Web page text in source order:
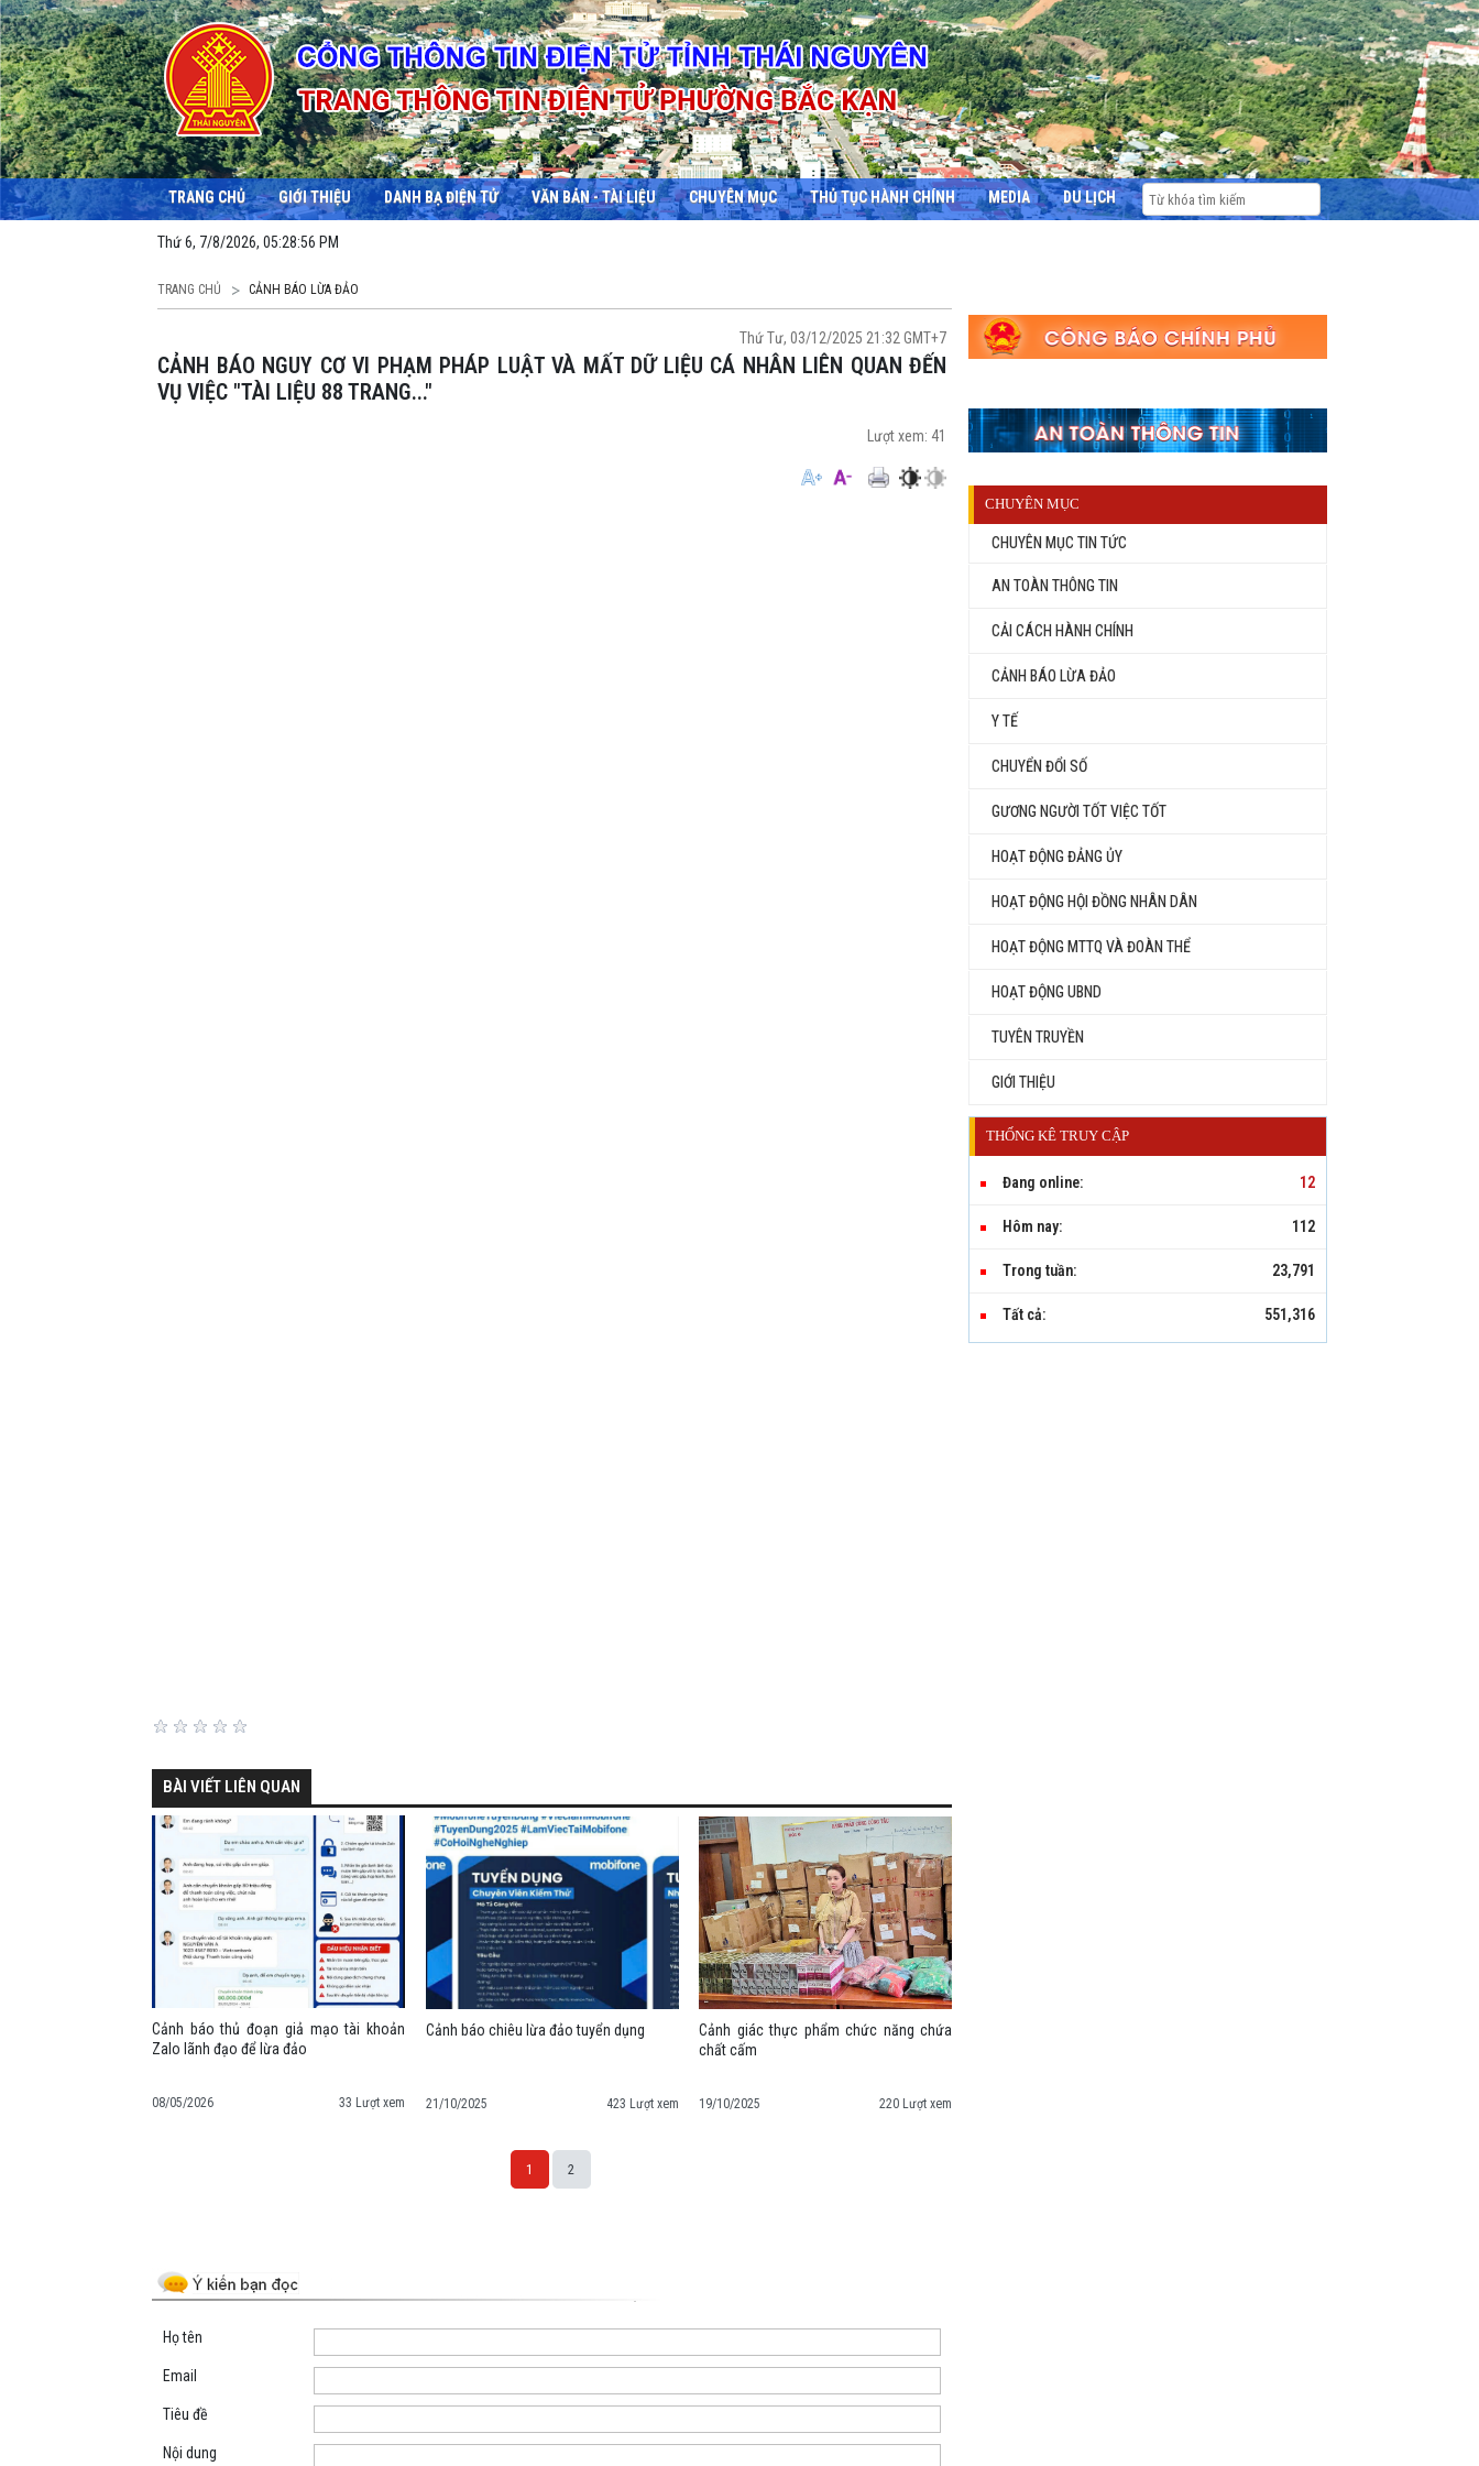
TRANG CHỦ GIỚI THIỆU DANH BẠ ĐIỆN TỬ VĂN BẢN - TÀI LIỆU CHUYÊN MỤC THỦ TỤC HÀNH CHÍNH MEDIA DU LỊCH
Thứ 6, 7/8/2026, 05:28:57 PM
TRANG CHỦ CẢNH BÁO LỪA ĐẢO
Thứ Tư, 03/12/2025 21:32 GMT+7
CẢNH BÁO NGUY CƠ VI PHẠM PHÁP LUẬT VÀ MẤT DỮ LIỆU CÁ NHÂN LIÊN QUAN ĐẾN
VỤ VIỆC "TÀI LIỆU 88 TRANG..."
Lượt xem: 41
BÀI VIẾT LIÊN QUAN
Cảnh báo thủ đoạn giả mạo tài khoản
Zalo lãnh đạo để lừa đảo
08/05/2026 33 Lượt xem
Cảnh báo chiêu lừa đảo tuyển dụng
21/10/2025 423 Lượt xem
Cảnh giác thực phẩm chức năng chứa
chất cấm
19/10/2025 220 Lượt xem
1 2
Họ tên
Email
Tiêu đề
Nội dung
CHUYÊN MỤC
CHUYÊN MỤC TIN TỨC
AN TOÀN THÔNG TIN
CẢI CÁCH HÀNH CHÍNH
CẢNH BÁO LỪA ĐẢO
Y TẾ
CHUYỂN ĐỔI SỐ
GƯƠNG NGƯỜI TỐT VIỆC TỐT
HOẠT ĐỘNG ĐẢNG ỦY
HOẠT ĐỘNG HỘI ĐỒNG NHÂN DÂN
HOẠT ĐỘNG MTTQ VÀ ĐOÀN THỂ
HOẠT ĐỘNG UBND
TUYÊN TRUYỀN
GIỚI THIỆU
THỐNG KÊ TRUY CẬP
Đang online: 12
Hôm nay: 112
Trong tuần: 23,791
Tất cả: 551,316